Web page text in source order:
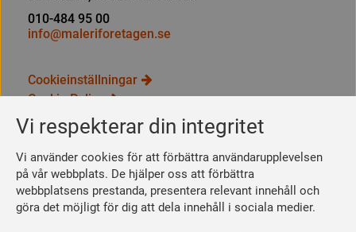
Vi respekterar din integritet
Vi använder cookies för att förbättra användarupplevelsen
på vår webbplats. De hjälper oss att förbättra
webbplatsens prestanda, presentera relevant innehåll och
göra det möjligt för dig att dela innehåll i sociala medier.
010-484 95 00
info@maleriforetagen.se
Cookieinställningar
Cookie Policy
Integritetspolicy
Bli medlem
Så här blir du medlem
Se dina förmåner
Räkna ut din medlemsavgift